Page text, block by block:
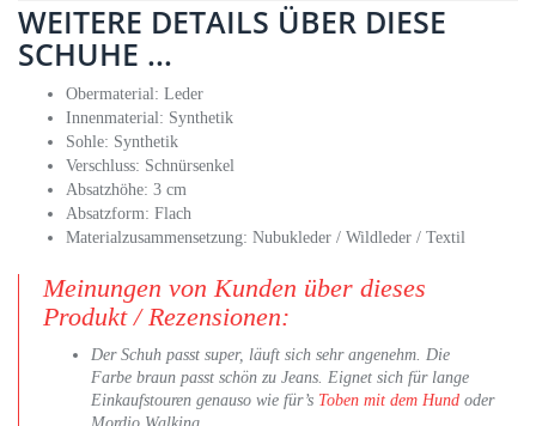
WEITERE DETAILS ÜBER DIESE
SCHUHE ...
Obermaterial: Leder
Innenmaterial: Synthetik
Sohle: Synthetik
Verschluss: Schnürsenkel
Absatzhöhe: 3 cm
Absatzform: Flach
Materialzusammensetzung: Nubukleder / Wildleder / Textil
Meinungen von Kunden über dieses
Produkt / Rezensionen:
Der Schuh passt super, läuft sich sehr angenehm. Die
Farbe braun passt schön zu Jeans. Eignet sich für lange
Einkaufstouren genauso wie für’s Toben mit dem Hund oder